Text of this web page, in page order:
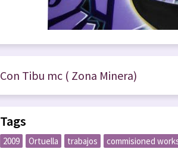
Con Tibu mc ( Zona Minera)
Tags
2009 Ortuella trabajos commisioned